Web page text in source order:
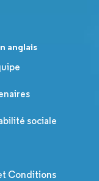
anglais
sociale
Conditions